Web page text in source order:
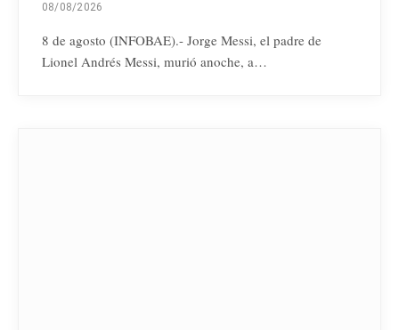
08/08/2026
8 de agosto (INFOBAE).- Jorge Messi, el padre de
Lionel Andrés Messi, murió anoche, a…